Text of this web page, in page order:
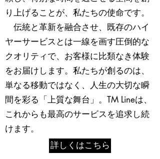
り上げることが、私たちの使命です。
伝統と革新を融合させ、既存のハイ
ヤーサービスとは一線を画す圧倒的な
クオリティで、お客様に比類なき体験
をお届けします。私たちが創るのは、
単なる移動ではなく、人生の大切な瞬
間を彩る「上質な舞台」。TM Lineは、
これからも最高のサービスを追求し続
けます。
詳しくはこちら